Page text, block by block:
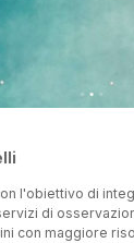
l'obiettivo di
di
con maggiore